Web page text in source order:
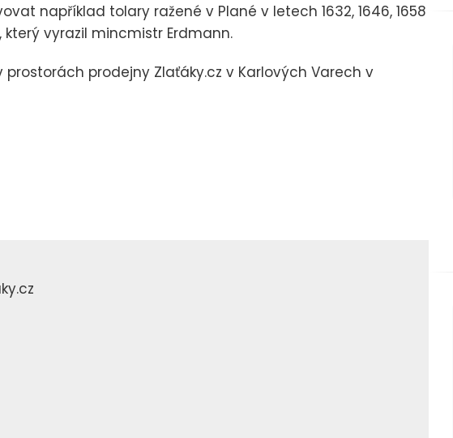
například tolary ražené v Plané v letech 1632, 1646, 1658
který vyrazil mincmistr Erdmann.
prostorách prodejny Zlaťáky.cz v Karlových Varech v